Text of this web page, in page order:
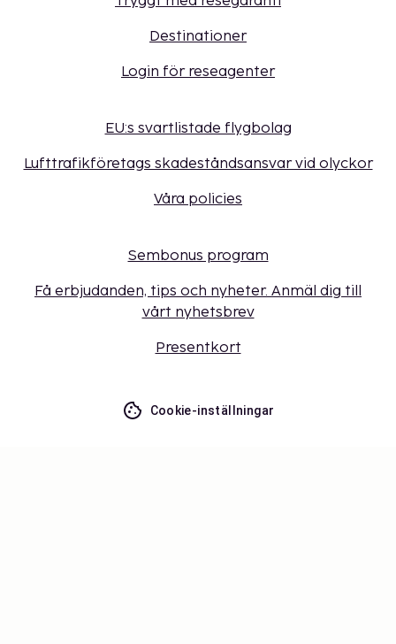
Destinationer
Login för reseagenter
EU:s svartlistade flygbolag
Lufttrafikföretags skadeståndsansvar vid olyckor
Våra policies
Sembonus program
Få erbjudanden, tips och nyheter. Anmäl dig till
vårt nyhetsbrev
Presentkort
Cookie-inställningar